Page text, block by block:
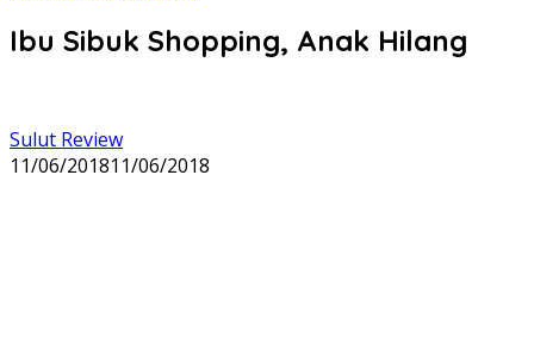
Ibu Sibuk Shopping, Anak Hilang
Sulut Review
11/06/201811/06/2018